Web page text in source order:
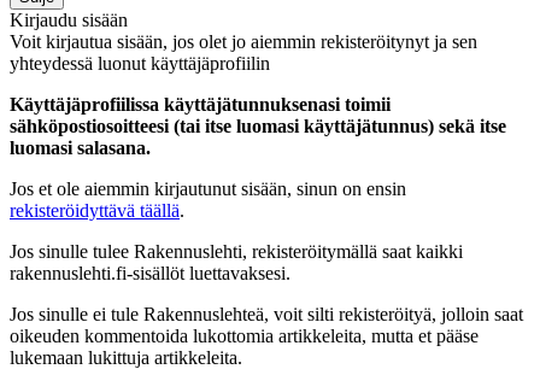
Kirjaudu sisään
Voit kirjautua sisään, jos olet jo aiemmin rekisteröitynyt ja sen
yhteydessä luonut käyttäjäprofiilin
Käyttäjäprofiilissa käyttäjätunnuksenasi toimii
sähköpostiosoitteesi (tai itse luomasi käyttäjätunnus) sekä itse
luomasi salasana.
Jos et ole aiemmin kirjautunut sisään, sinun on ensin
rekisteröidyttävä täällä.
Jos sinulle tulee Rakennuslehti, rekisteröitymällä saat kaikki
rakennuslehti.fi-sisällöt luettavaksesi.
Jos sinulle ei tule Rakennuslehteä, voit silti rekisteröityä, jolloin saat
oikeuden kommentoida lukottomia artikkeleita, mutta et pääse
lukemaan lukittuja artikkeleita.